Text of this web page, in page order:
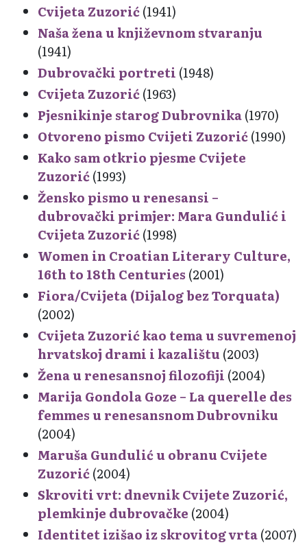
Cvijeta Zuzorić(1941)
Naša žena u književnom stvaranju
(1941)
Dubrovački portreti (1948)
Cvijeta Zuzorić(1963)
Pjesnikinje starog Dubrovnika(1970)
Otvoreno pismo Cvijeti Zuzorić(1990)
Kako sam otkrio pjesme Cvijete
Zuzorić(1993)
Žensko pismo u renesansi –
dubrovački primjer: Mara Gundulić i
Cvijeta Zuzorić(1998)
Women in Croatian Literary Culture,
16th to 18th Centuries (2001)
Fiora/Cvijeta (Dijalog bez Torquata)
(2002)
Cvijeta Zuzorić kao tema u suvremenoj
hrvatskoj drami i kazalištu (2003)
Žena u renesansnoj filozofiji (2004)
Marija Gondola Goze – La querelle des
femmes u renesansnom Dubrovniku
(2004)
Maruša Gundulić u obranu Cvijete
Zuzorić(2004)
Skroviti vrt: dnevnik Cvijete Zuzorić,
plemkinje dubrovačke (2004)
Identitet izišao iz skrovitog vrta(2007)